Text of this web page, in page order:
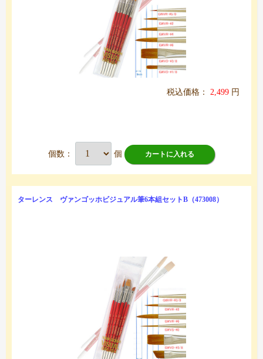
税込価格： 2,499 円
個数： 個 カートに入れる
ターレンス ヴァンゴッホビジュアル筆6本組セットB（473008）